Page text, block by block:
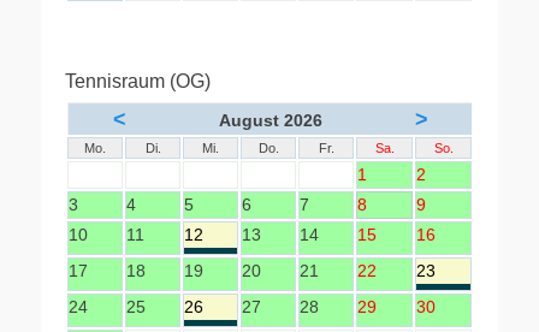
Tennisraum (OG)
< August 2026 >
Mo. Di. Mi. Do. Fr. Sa. So.
1
2
3
4 5 6 7 8
9
10
11 12 13 14 15
16
17
18 19 20 21 22
23
24
25 26 27 28 29
30